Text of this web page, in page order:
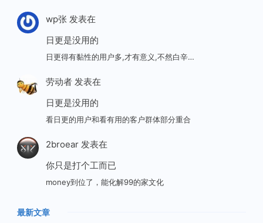
wp张发表在
日更是没用的
日更得有黏性的用户多,才有意义,不然白辛…
劳动者发表在
日更是没用的
看日更的用户和看有用的客户群体部分重合
2broear发表在
你只是打个工而已
money到位了，能化解99的家文化
最新文章